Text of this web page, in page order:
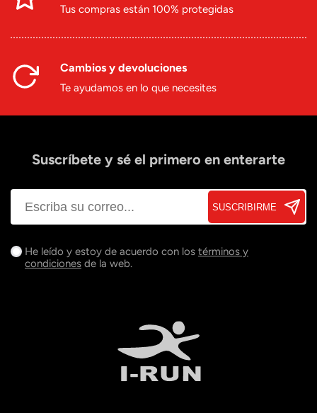
Tus compras están 100% protegidas
Cambios y devoluciones
Te ayudamos en lo que necesites
Suscríbete y sé el primero en enterarte
SUSCRIBIRME
He leído y estoy de acuerdo con los términos y
condiciones de la web.